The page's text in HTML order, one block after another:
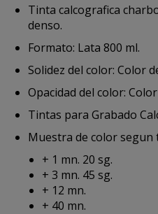
Tinta calcografica
denso.
Formato: Lata 800 ml.
Solidez del color: Color
Opacidad del color:
Tintas para Grabado
Muestra de color segun
+ 1 mn. 20 sg.
+ 3 mn. 45 sg.
+ 12 mn.
+ 40 mn.